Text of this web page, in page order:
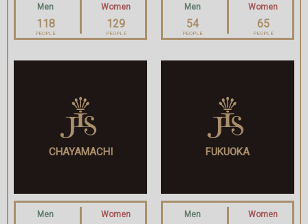
Men
118
PEOPLE
Women
129
PEOPLE
Men
54
PEOPLE
Women
65
PEOPLE
CHAYAMACHI
Men Women
FUKUOKA
Men Women